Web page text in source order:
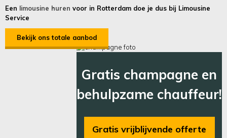
Een limousine huren voor in Rotterdam doe je dus bij Limousine
Service
Bekijk ons totale aanbod
Gratis champagne en
behulpzame chauffeur!
Gratis vrijblijvende offerte